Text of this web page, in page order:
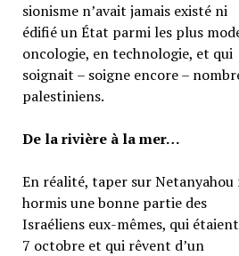
sionisme n’avait jamais existé ni
édifié un État parmi les plus
oncologie, en technologie, et qui
soignait – soigne encore –
palestiniens.
De la rivière à la mer…
En réalité, taper sur Netanyahou
hormis une bonne partie des
Israéliens eux-mêmes, qui
7 octobre et qui rêvent d’un